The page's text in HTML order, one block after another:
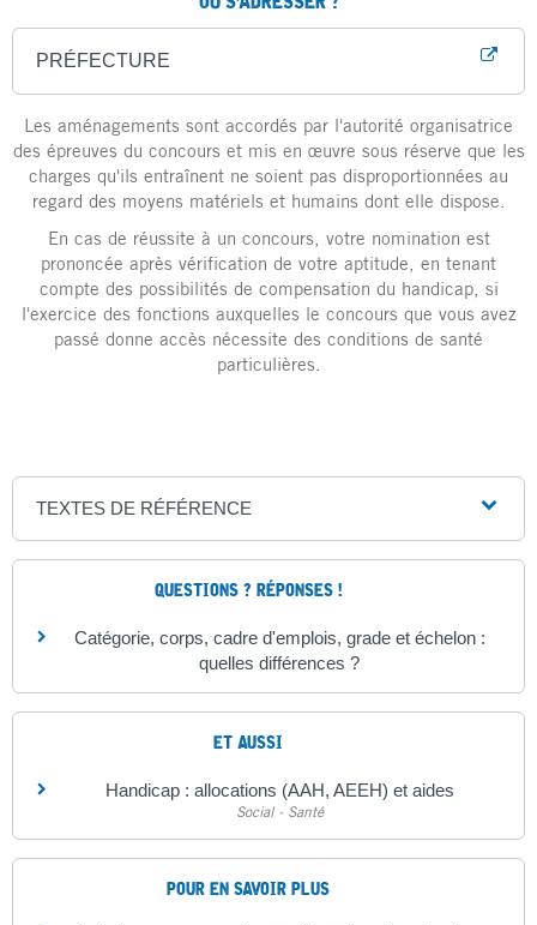
PRÉFECTURE
Les aménagements sont accordés par l'autorité organisatrice
des épreuves du concours et mis en œuvre sous réserve que les
charges qu'ils entraînent ne soient pas disproportionnées au
regard des moyens matériels et humains dont elle dispose.
En cas de réussite à un concours, votre nomination est
prononcée après vérification de votre aptitude, en tenant
compte des possibilités de compensation du handicap, si
l'exercice des fonctions auxquelles le concours que vous avez
passé donne accès nécessite des conditions de santé
particulières.
TEXTES DE RÉFÉRENCE
QUESTIONS ? RÉPONSES !
Catégorie, corps, cadre d'emplois, grade et échelon :
quelles différences ?
ET AUSSI
Handicap : allocations (AAH, AEEH) et aides
Social - Santé
POUR EN SAVOIR PLUS